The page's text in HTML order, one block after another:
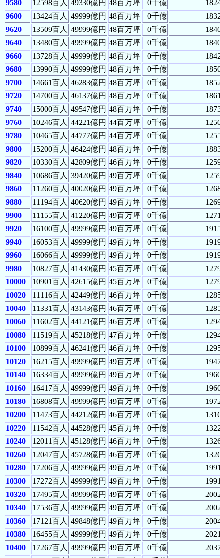
9580
12598百人 49330億円 48百万坪 0千億
9600
13424百人 49999億円 48百万坪 0千億
9620
13509百人 49999億円 48百万坪 0千億
9640
13480百人 49999億円 48百万坪 0千億
9660
13728百人 49999億円 48百万坪 0千億
9680
13990百人 49999億円 48百万坪 0千億
9700
14661百人 46283億円 48百万坪 0千億
9720
14700百人 46137億円 48百万坪 0千億
9740
15000百人 49547億円 48百万坪 0千億
9760
10246百人 44221億円 44百万坪 0千億
9780
10465百人 44777億円 44百万坪 0千億
9800
15200百人 46424億円 48百万坪 0千億
9820
10330百人 42809億円 46百万坪 0千億
9840
10686百人 39420億円 49百万坪 0千億
9860
11260百人 40020億円 49百万坪 0千億
9880
11194百人 40620億円 49百万坪 0千億
9900
11155百人 41220億円 49百万坪 0千億
9920
16100百人 49999億円 49百万坪 0千億
9940
16053百人 49999億円 49百万坪 0千億
9960
16066百人 49999億円 49百万坪 0千億
9980
10827百人 41430億円 45百万坪 0千億
10000
10901百人 42615億円 45百万坪 0千億
10020
11116百人 42449億円 46百万坪 0千億
10040
11331百人 43143億円 46百万坪 0千億
10060
11602百人 44121億円 46百万坪 0千億
10080
11519百人 45218億円 47百万坪 0千億
10100
10899百人 46241億円 46百万坪 0千億
10120
16215百人 49999億円 49百万坪 0千億
10140
16334百人 49999億円 49百万坪 0千億
10160
16417百人 49999億円 49百万坪 0千億
10180
16808百人 49999億円 49百万坪 0千億
10200
11473百人 44212億円 46百万坪 0千億
10220
11542百人 44528億円 45百万坪 0千億
10240
12011百人 45128億円 46百万坪 0千億
10260
12047百人 45728億円 46百万坪 0千億
10280
17206百人 49999億円 49百万坪 0千億
10300
17272百人 49999億円 49百万坪 0千億
10320
17495百人 49999億円 49百万坪 0千億
10340
17536百人 49999億円 49百万坪 0千億
10360
17121百人 49848億円 49百万坪 0千億
10380
16455百人 49999億円 49百万坪 0千億
10400
17267百人 49999億円 49百万坪 0千億